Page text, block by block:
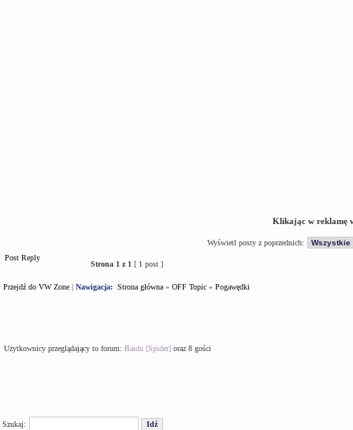
Klikając w reklamę
Wyświetl posty z poprzednich:
Post Reply
Strona 1 z 1 [ 1 post ]
Przejdź do VW Zone | Nawigacja: Strona główna » OFF Topic » Pogawędki
Użytkownicy przeglądający to forum: Baidu [Spider] oraz 8 gości
Szukaj: